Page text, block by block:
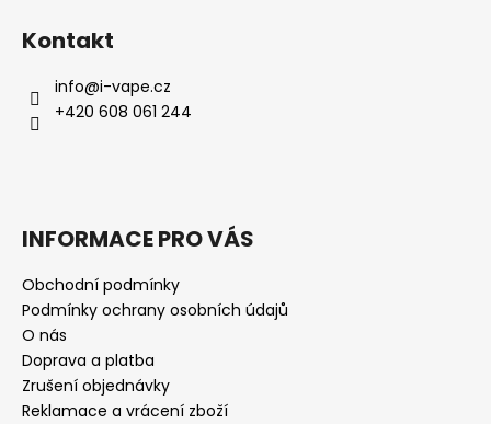
Kontakt
info@i-vape.cz
+420 608 061 244
INFORMACE PRO VÁS
Obchodní podmínky
Podmínky ochrany osobních údajů
O nás
Doprava a platba
Zrušení objednávky
Reklamace a vrácení zboží